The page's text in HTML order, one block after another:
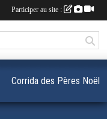
Corrida des Pères Noël
Participer au site :